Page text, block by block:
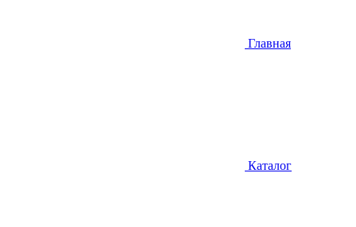
Главная
Каталог